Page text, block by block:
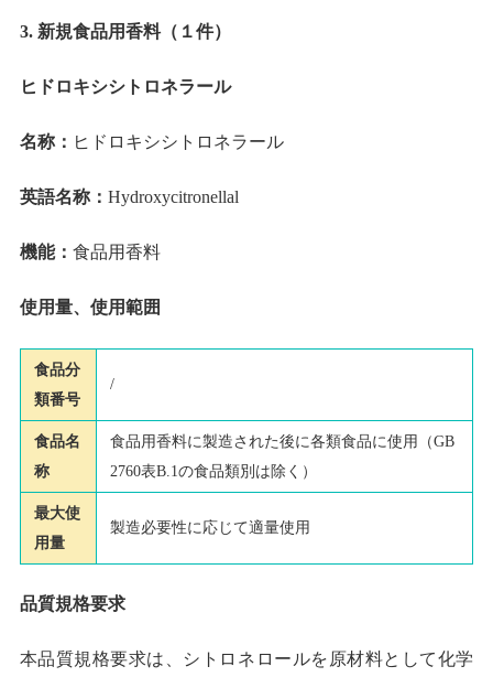
3. 新規食品用香料（１件）
ヒドロキシシトロネラール
名称： ヒドロキシシトロネラール
英語名称： Hydroxycitronellal
機能： 食品用香料
使用量、使用範囲
食品分
類番号
/
食品名
称
食品用香料に製造された後に各類食品に使用（GB
2760表B.1の食品類別は除く）
最大使
用量
製造必要性に応じて適量使用
品質規格要求
本品質規格要求は、シトロネロールを原材料として化学